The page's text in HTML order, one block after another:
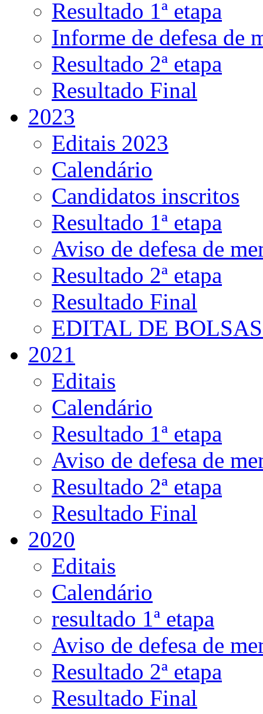
Resultado 1ª etapa
Informe de defesa de
Resultado 2ª etapa
Resultado Final
2023
Editais 2023
Calendário
Candidatos inscritos
Resultado 1ª etapa
Aviso de defesa de
Resultado 2ª etapa
Resultado Final
EDITAL DE
2021
Editais
Calendário
Resultado 1ª etapa
Aviso de defesa de
Resultado 2ª etapa
Resultado Final
2020
Editais
Calendário
resultado 1ª etapa
Aviso de defesa de
Resultado 2ª etapa
Resultado Final